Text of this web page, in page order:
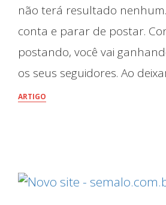
não terá resultado
conta e parar de postar.
postando, você vai
os seus seguidores. Ao
ARTIGO